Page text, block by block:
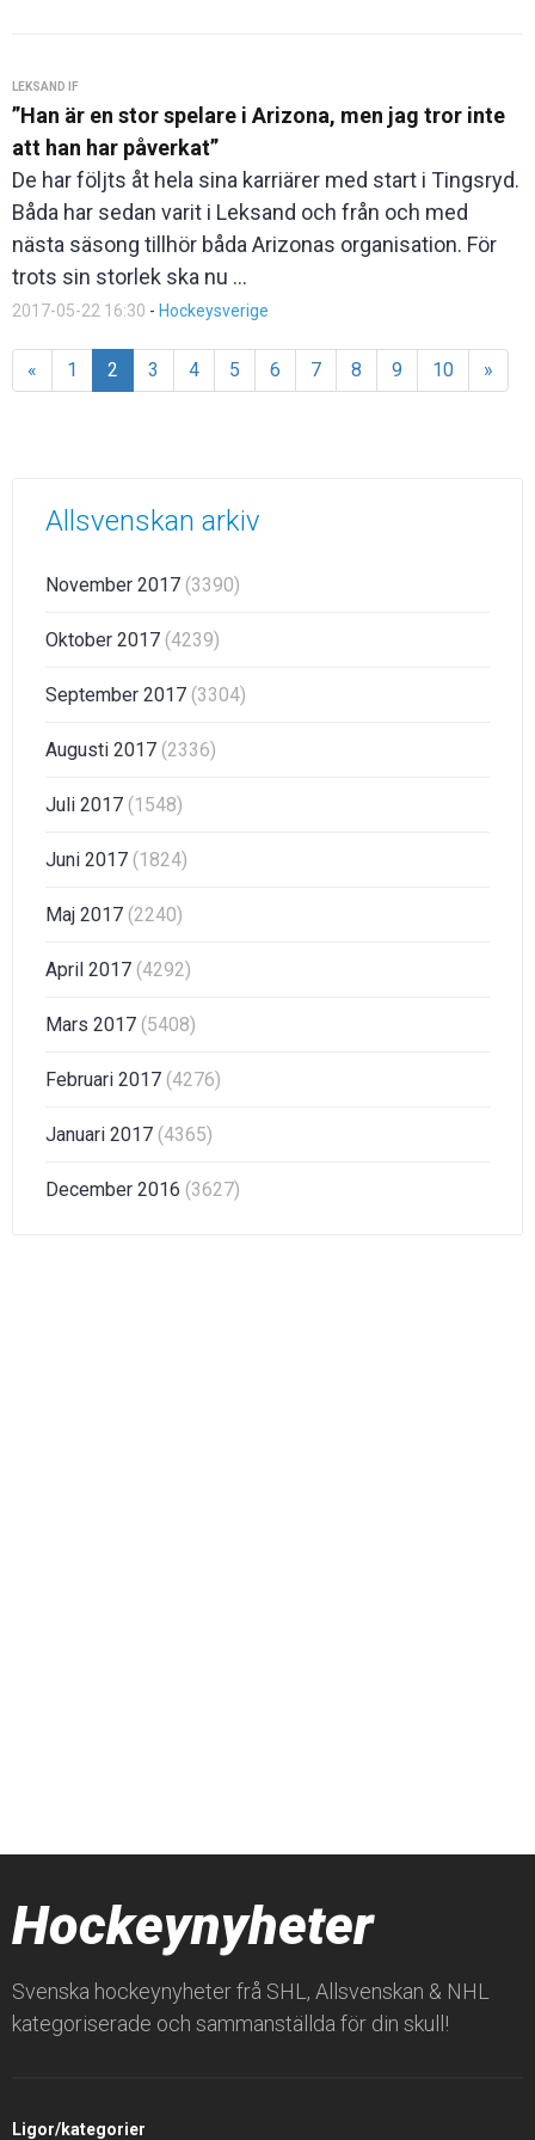
LEKSAND IF
”Han är en stor spelare i Arizona, men jag tror inte
att han har påverkat”
De har följts åt hela sina karriärer med start i Tingsryd.
Båda har sedan varit i Leksand och från och med
nästa säsong tillhör båda Arizonas organisation. För
trots sin storlek ska nu ...
2017-05-22 16:30 - Hockeysverige
« 1 2 3 4 5 6 7 8 9 10 »
Allsvenskan arkiv
November 2017 (3390)
Oktober 2017 (4239)
September 2017 (3304)
Augusti 2017 (2336)
Juli 2017 (1548)
Juni 2017 (1824)
Maj 2017 (2240)
April 2017 (4292)
Mars 2017 (5408)
Februari 2017 (4276)
Januari 2017 (4365)
December 2016 (3627)
Hockeynyheter
Svenska hockeynyheter frå SHL, Allsvenskan & NHL
kategoriserade och sammanställda för din skull!
Ligor/kategorier